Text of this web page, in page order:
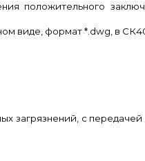
положительного
виде, формат *. dwg , в
загрязнений, с